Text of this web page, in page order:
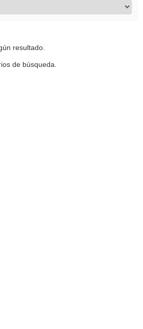
resultado.
de búsqueda.